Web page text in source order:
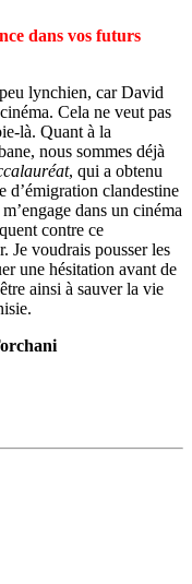
dans vos futurs
lynchien, car David
Cela ne veut pas
là. Quant à la
nous sommes déjà
, qui a obtenu
d’émigration clandestine
dans un cinéma
contre ce
Je voudrais pousser les
une hésitation avant de
ainsi à sauver la vie